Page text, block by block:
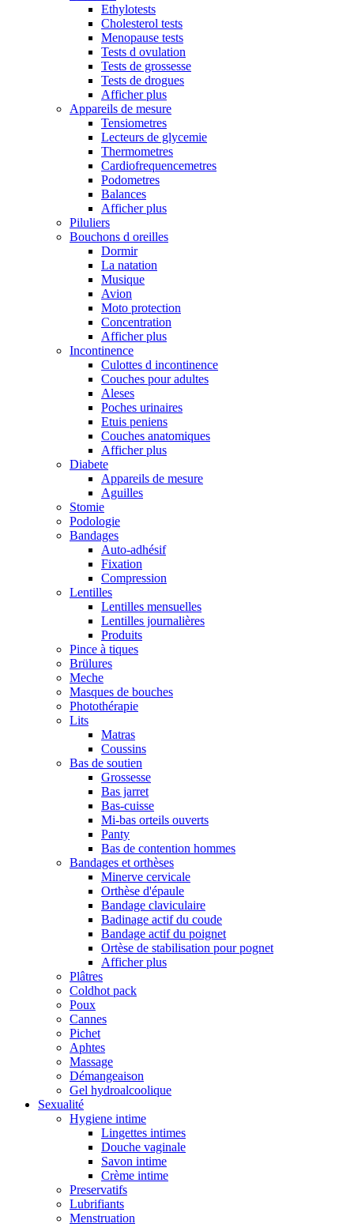
Ethylotests
Cholesterol tests
Menopause tests
Tests d ovulation
Tests de grossesse
Tests de drogues
Afficher plus
Appareils de mesure
Tensiometres
Lecteurs de glycemie
Thermometres
Cardiofrequencemetres
Podometres
Balances
Afficher plus
Piluliers
Bouchons d oreilles
Dormir
La natation
Musique
Avion
Moto protection
Concentration
Afficher plus
Incontinence
Culottes d incontinence
Couches pour adultes
Aleses
Poches urinaires
Etuis peniens
Couches anatomiques
Afficher plus
Diabete
Appareils de mesure
Aguilles
Stomie
Podologie
Bandages
Auto-adhésif
Fixation
Compression
Lentilles
Lentilles mensuelles
Lentilles journalières
Produits
Pince à tiques
Brülures
Meche
Masques de bouches
Photothérapie
Lits
Matras
Coussins
Bas de soutien
Grossesse
Bas jarret
Bas-cuisse
Mi-bas orteils ouverts
Panty
Bas de contention hommes
Bandages et orthèses
Minerve cervicale
Orthèse d'épaule
Bandage claviculaire
Badinage actif du coude
Bandage actif du poignet
Ortèse de stabilisation pour pognet
Afficher plus
Plâtres
Coldhot pack
Poux
Cannes
Pichet
Aphtes
Massage
Démangeaison
Gel hydroalcoolique
Sexualité
Hygiene intime
Lingettes intimes
Douche vaginale
Savon intime
Crème intime
Preservatifs
Lubrifiants
Menstruation